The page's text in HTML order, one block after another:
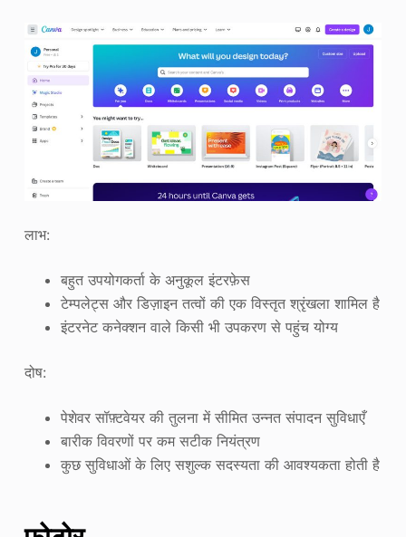
लाभ:
बहुत उपयोगकर्ता के अनुकूल इंटरफ़ेस
टेम्पलेट्स और डिज़ाइन तत्वों की एक विस्तृत श्रृंखला शामिल है
इंटरनेट कनेक्शन वाले किसी भी उपकरण से पहुंच योग्य
दोष:
पेशेवर सॉफ़्टवेयर की तुलना में सीमित उन्नत संपादन सुविधाएँ
बारीक विवरणों पर कम सटीक नियंत्रण
कुछ सुविधाओं के लिए सशुल्क सदस्यता की आवश्यकता होती है